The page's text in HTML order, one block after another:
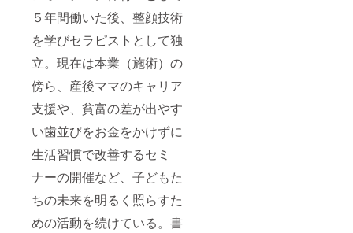
５年間働いた後、整顔技術
を学びセラピストとして独
立。現在は本業（施術）の
傍ら、産後ママのキャリア
支援や、貧富の差が出やす
い歯並びをお金をかけずに
生活習慣で改善するセミ
ナーの開催など、子どもた
ちの未来を明るく照らすた
めの活動を続けている。書